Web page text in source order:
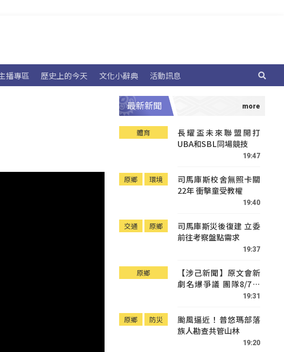
播專區 歷史上的今天 文化小辭典 活動訊息
最新新聞
體育
長耀盃未來聯盟開打
UBA和SBL同場競技
19:47
原鄉 環境
司馬庫斯校舍無照卡關
22年 衝擊童受教權
19:40
交通 原鄉
司馬庫斯災後復建 立委
前往考察盤點需求
19:37
原鄉
【涉己新聞】原文會新
劇名爆爭議 團隊8/7赴
19:31
原鄉 防災
颱風逼近！普悠瑪部落
族人勘查共管山林
19:20